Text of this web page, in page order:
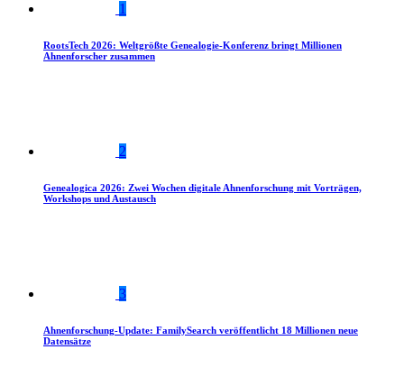
1
RootsTech 2026: Weltgrößte Genealogie-Konferenz bringt Millionen
Ahnenforscher zusammen
2
Genealogica 2026: Zwei Wochen digitale Ahnenforschung mit Vorträgen,
Workshops und Austausch
3
Ahnenforschung-Update: FamilySearch veröffentlicht 18 Millionen neue
Datensätze